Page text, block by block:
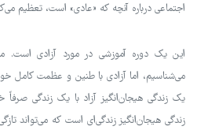
اجتماعی درباره آنچه که «عادی» است، تعظیم
این یک دوره آموزشی در مورد آزادی است.
می‌شناسیم، اما آزادی با طنین و عظمت کامل
یک زندگی هیجان‌انگیز آزاد با یک زندگی صرفاً
زندگی هیجان‌انگیز زندگی‌ای است که می‌تواند